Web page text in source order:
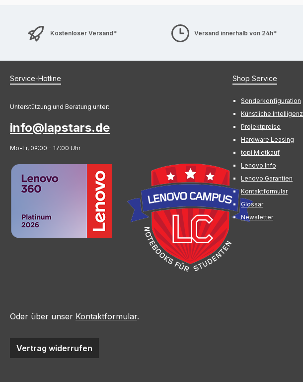
Kostenloser Versand* Versand innerhalb von 24h*
Service-Hotline
Unterstützung und Beratung unter:
info@lapstars.de
Mo-Fr, 09:00 - 17:00 Uhr
Oder über unser Kontaktformular.
Vertrag widerrufen
Shop Service
Sonderkonfiguration
Künstliche Intelligenz
Projektpreise
Hardware Leasing
topi Mietkauf
Lenovo Info
Lenovo Garantien
Kontaktformular
Glossar
Newsletter